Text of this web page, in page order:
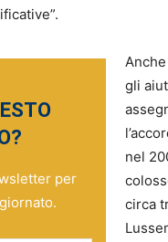
per
gli
nel
circa